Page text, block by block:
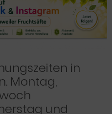
in
Montag,
und